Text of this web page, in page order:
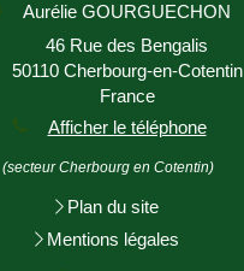
Aurélie GOURGUECHON
46 Rue des Bengalis
50110 Cherbourg-en-Cotentin
France
Afficher le téléphone
(secteur Cherbourg en Cotentin)
Plan du site
Mentions légales